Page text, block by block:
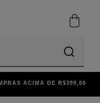
ACIMA DE R$399,00